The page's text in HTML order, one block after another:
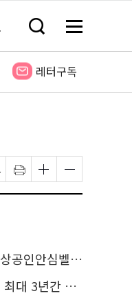
검
창
기
메
전
보
레터구독
인
쇄
하
글
자
크
하
기
글
자
크
하
기
벨' 신청하세요
여…삶의 질 높인다